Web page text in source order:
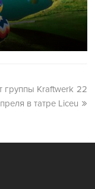
группы Kraftwerk 22
в татре Liceu